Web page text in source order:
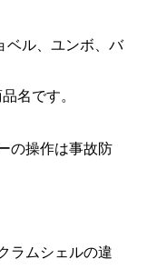
ベル、ユンボ、バ
名です。
の操作は事故防
ラムシェルの違